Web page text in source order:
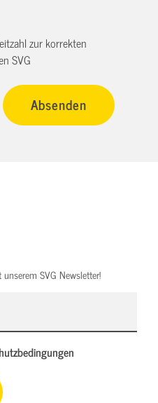
zur korrekten
SVG
SVG Newsletter!